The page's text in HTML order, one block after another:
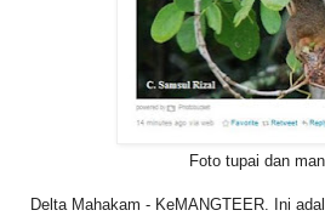
Foto tupai dan
Delta Mahakam - KeMANGTEER. Ini